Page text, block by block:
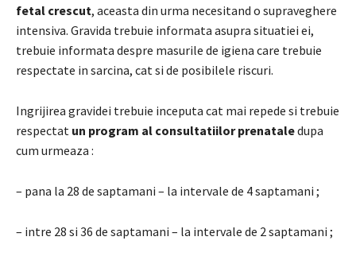
fetal crescut, aceasta din urma necesitand o supraveghere
intensiva. Gravida trebuie informata asupra situatiei ei,
trebuie informata despre masurile de igiena care trebuie
respectate in sarcina, cat si de posibilele riscuri.
Ingrijirea gravidei trebuie inceputa cat mai repede si trebuie
respectat un program al consultatiilor prenataledupa
cum urmeaza :
– pana la 28 de saptamani – la intervale de 4 saptamani ;
– intre 28 si 36 de saptamani – la intervale de 2 saptamani ;